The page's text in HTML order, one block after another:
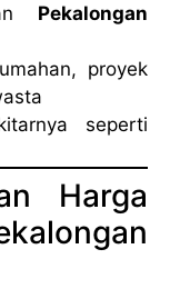
Pekalongan
proyek
seperti
Harga